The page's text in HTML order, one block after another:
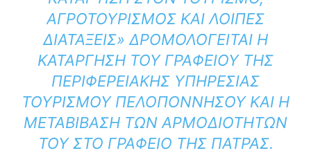
ΑΓΡΟΤΟΥΡΙΣΜΌΣ ΚΑΙ ΛΟΙΠΈΣ
ΔΙΑΤΆΞΕΙΣ» ΔΡΟΜΟΛΟΓΕΊΤΑΙ Η
ΚΑΤΆΡΓΗΣΗ ΤΟΥ ΓΡΑΦΕΊΟΥ ΤΗΣ
ΠΕΡΙΦΕΡΕΙΑΚΉΣ ΥΠΗΡΕΣΊΑΣ
ΤΟΥΡΙΣΜΟΎ ΠΕΛΟΠΟΝΝΉΣΟΥ ΚΑΙ Η
ΜΕΤΑΒΊΒΑΣΗ ΤΩΝ ΑΡΜΟΔΙΟΤΉΤΩΝ
ΤΟΥ ΣΤΟ ΓΡΑΦΕΊΟ ΤΗΣ ΠΆΤΡΑΣ.